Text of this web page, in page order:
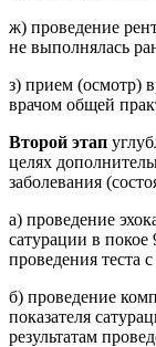
ж) проведение
не выполнялась
з) прием (осмотр)
врачом общей
Второй этап
целях
заболевания
а) проведение
сатурации в покое
проведения теста
б) проведение
показателя
результатам